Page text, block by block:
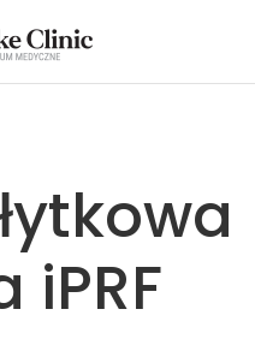
iPRF